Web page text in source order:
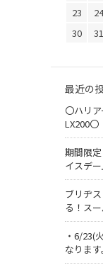
23
24
30
31
最近の
〇ハリ
LX200〇
期間限
イスデ
ブリヂ
る！ス
・6/23(
なります。